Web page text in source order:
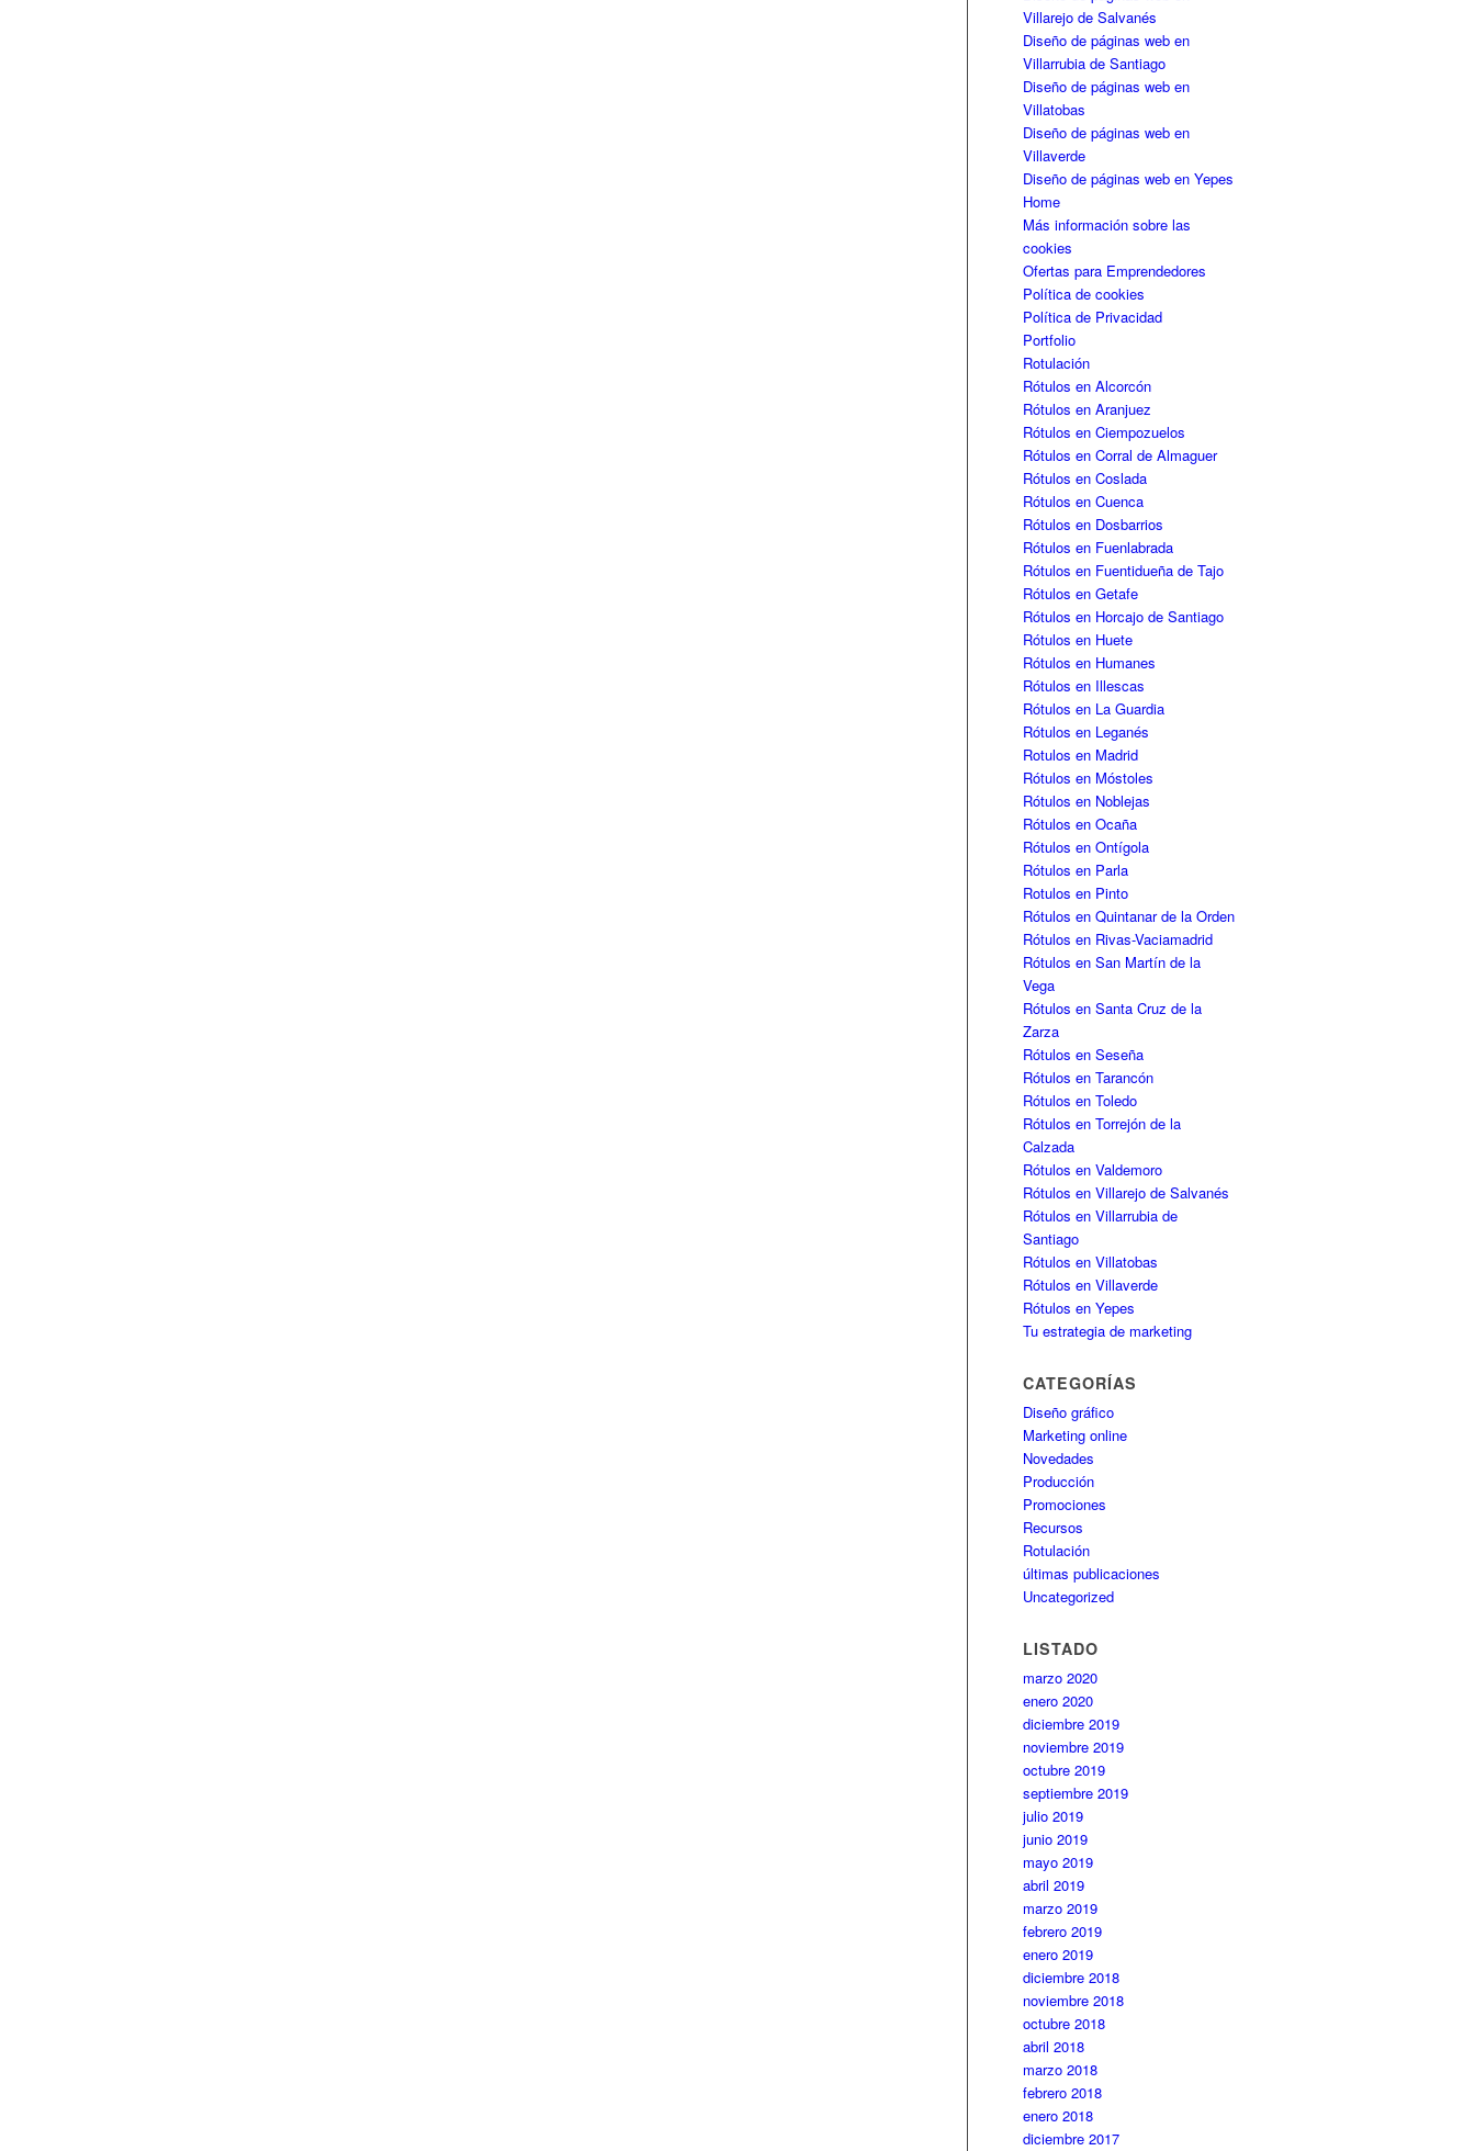
Villarejo de Salvanés
Diseño de páginas web en
Villarrubia de Santiago
Diseño de páginas web en
Villatobas
Diseño de páginas web en
Villaverde
Diseño de páginas web en Yepes
Home
Más información sobre las
cookies
Ofertas para Emprendedores
Política de cookies
Política de Privacidad
Portfolio
Rotulación
Rótulos en Alcorcón
Rótulos en Aranjuez
Rótulos en Ciempozuelos
Rótulos en Corral de Almaguer
Rótulos en Coslada
Rótulos en Cuenca
Rótulos en Dosbarrios
Rótulos en Fuenlabrada
Rótulos en Fuentidueña de Tajo
Rótulos en Getafe
Rótulos en Horcajo de Santiago
Rótulos en Huete
Rótulos en Humanes
Rótulos en Illescas
Rótulos en La Guardia
Rótulos en Leganés
Rotulos en Madrid
Rótulos en Móstoles
Rótulos en Noblejas
Rótulos en Ocaña
Rótulos en Ontígola
Rótulos en Parla
Rotulos en Pinto
Rótulos en Quintanar de la Orden
Rótulos en Rivas-Vaciamadrid
Rótulos en San Martín de la
Vega
Rótulos en Santa Cruz de la
Zarza
Rótulos en Seseña
Rótulos en Tarancón
Rótulos en Toledo
Rótulos en Torrejón de la
Calzada
Rótulos en Valdemoro
Rótulos en Villarejo de Salvanés
Rótulos en Villarrubia de
Santiago
Rótulos en Villatobas
Rótulos en Villaverde
Rótulos en Yepes
Tu estrategia de marketing
CATEGORÍAS
Diseño gráfico
Marketing online
Novedades
Producción
Promociones
Recursos
Rotulación
últimas publicaciones
Uncategorized
LISTADO
marzo 2020
enero 2020
diciembre 2019
noviembre 2019
octubre 2019
septiembre 2019
julio 2019
junio 2019
mayo 2019
abril 2019
marzo 2019
febrero 2019
enero 2019
diciembre 2018
noviembre 2018
octubre 2018
abril 2018
marzo 2018
febrero 2018
enero 2018
diciembre 2017